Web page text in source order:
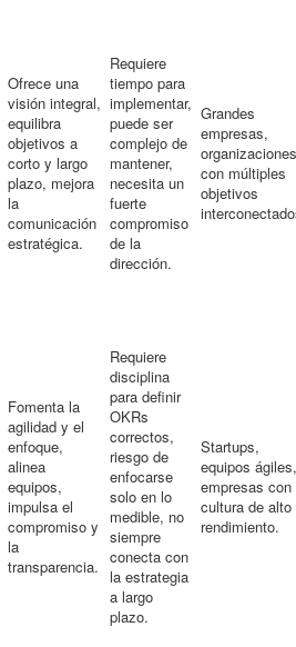
Ofrece una
visión integral,
equilibra
objetivos a
corto y largo
plazo, mejora
la
comunicación
estratégica.
Requiere
tiempo para
implementar,
puede ser
complejo de
mantener,
necesita un
fuerte
compromiso
de la
dirección.
Grandes
empresas,
organizaciones
con múltiples
objetivos
Fomenta la
agilidad y el
enfoque,
alinea
equipos,
impulsa el
compromiso y
la
transparencia.
Requiere
disciplina
para definir
OKRs
correctos,
riesgo de
enfocarse
solo en lo
medible, no
siempre
conecta con
la estrategia
a largo
plazo.
Startups,
equipos ágiles,
empresas con
cultura de alto
rendimiento.